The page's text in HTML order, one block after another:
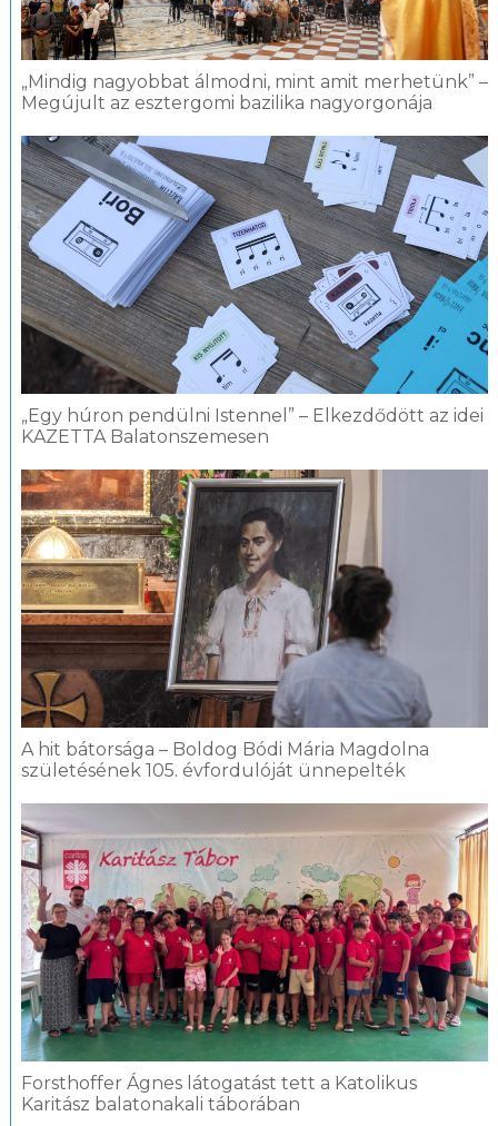
„Mindig nagyobbat álmodni, mint amit merhetünk” –
Megújult az esztergomi bazilika nagyorgonája
„Egy húron pendülni Istennel” – Elkezdődött az idei
KAZETTA Balatonszemesen
A hit bátorsága – Boldog Bódi Mária Magdolna
születésének 105. évfordulóját ünnepelték
Forsthoffer Ágnes látogatást tett a Katolikus
Karitász balatonakali táborában